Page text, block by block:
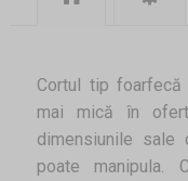
Cortul tip
mai mică în
dimensiunile sale
poate manipula.